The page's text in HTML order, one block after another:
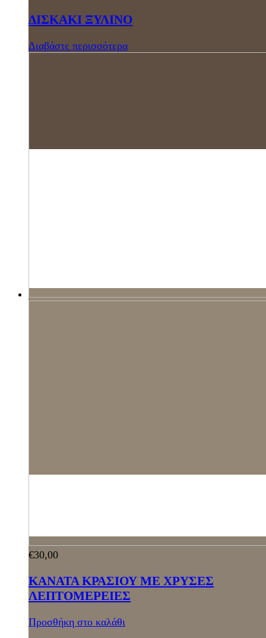
ΔΙΣΚΑΚΙ ΞΥΛΙΝΟ
Διαβάστε περισσότερα
€30,00
ΚΑΝΑΤΑ ΚΡΑΣΙΟΥ ΜΕ ΧΡΥΣΕΣ
ΛΕΠΤΟΜΕΡΕΙΕΣ
Προσθήκη στο καλάθι